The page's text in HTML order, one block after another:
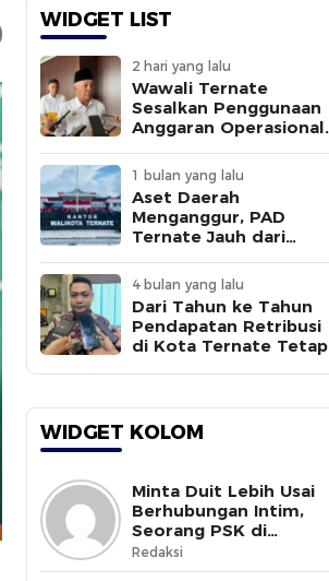
WIDGET LIST
2 hari yang lalu
Wawali Ternate
Sesalkan Penggunaan
Anggaran Operasional
Sepengetahuannya
1 bulan yang lalu
Aset Daerah
Menganggur, PAD
Ternate Jauh dari
4 bulan yang lalu
Dari Tahun ke Tahun
Pendapatan Retribusi
di Kota Ternate Tetap
WIDGET KOLOM
Minta Duit Lebih Usai
Berhubungan Intim,
Seorang PSK di
Halmahera Selatan
Tewas Ditusuk
Redaksi